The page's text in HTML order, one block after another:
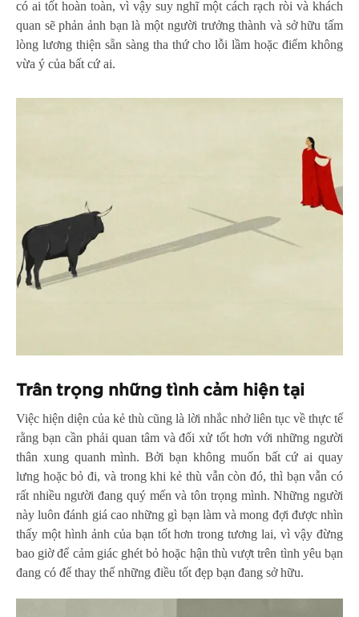
có ai tốt hoàn toàn, vì vậy suy nghĩ một cách rạch ròi và khách
quan sẽ phản ảnh bạn là một người trưởng thành và sở hữu tấm
lòng lương thiện sẵn sàng tha thứ cho lỗi lầm hoặc điểm không
vừa ý của bất cứ ai.
Trân trọng những tình cảm hiện tại
Việc hiện diện của kẻ thù cũng là lời nhắc nhở liên tục về thực tế
rằng bạn cần phải quan tâm và đối xử tốt hơn với những người
thân xung quanh mình. Bởi bạn không muốn bất cứ ai quay
lưng hoặc bỏ đi, và trong khi kẻ thù vẫn còn đó, thì bạn vẫn có
rất nhiều người đang quý mến và tôn trọng mình. Những người
này luôn đánh giá cao những gì bạn làm và mong đợi được nhìn
thấy một hình ảnh của bạn tốt hơn trong tương lai, vì vậy đừng
bao giờ để cảm giác ghét bỏ hoặc hận thù vượt trên tình yêu bạn
đang có để thay thế những điều tốt đẹp bạn đang sở hữu.